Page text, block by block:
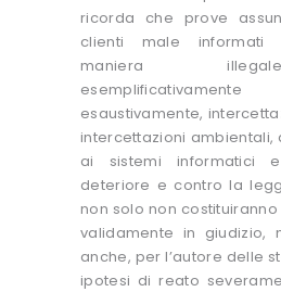
ricorda che prove
clienti male informati
maniera
esaustivamente,
intercettazioni ambientali,
ai sistemi informatici
deteriore e contro la
non solo non
validamente in giudizio,
anche, per l’autore delle
ipotesi di reato